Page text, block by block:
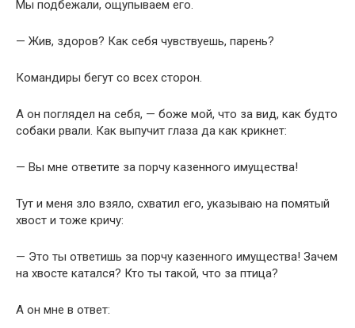
Мы подбежали, ощупываем его.
— Жив, здоров? Как себя чувствуешь, парень?
Командиры бегут со всех сторон.
А он поглядел на себя, — боже мой, что за вид, как будто
собаки рвали. Как выпучит глаза да как крикнет:
— Вы мне ответите за порчу казенного имущества!
Тут и меня зло взяло, схватил его, указываю на помятый
хвост и тоже кричу:
— Это ты ответишь за порчу казенного имущества! Зачем
на хвосте катался? Кто ты такой, что за птица?
А он мне в ответ: